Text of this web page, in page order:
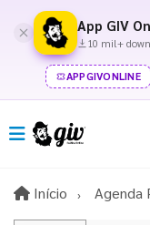
App GIV
10 mil+
APPGIVONLINE
Início InícioAgenda